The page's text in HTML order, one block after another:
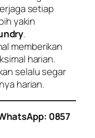
setiap
yakin
.
memberikan
harian.
selalu segar
harian.
0857